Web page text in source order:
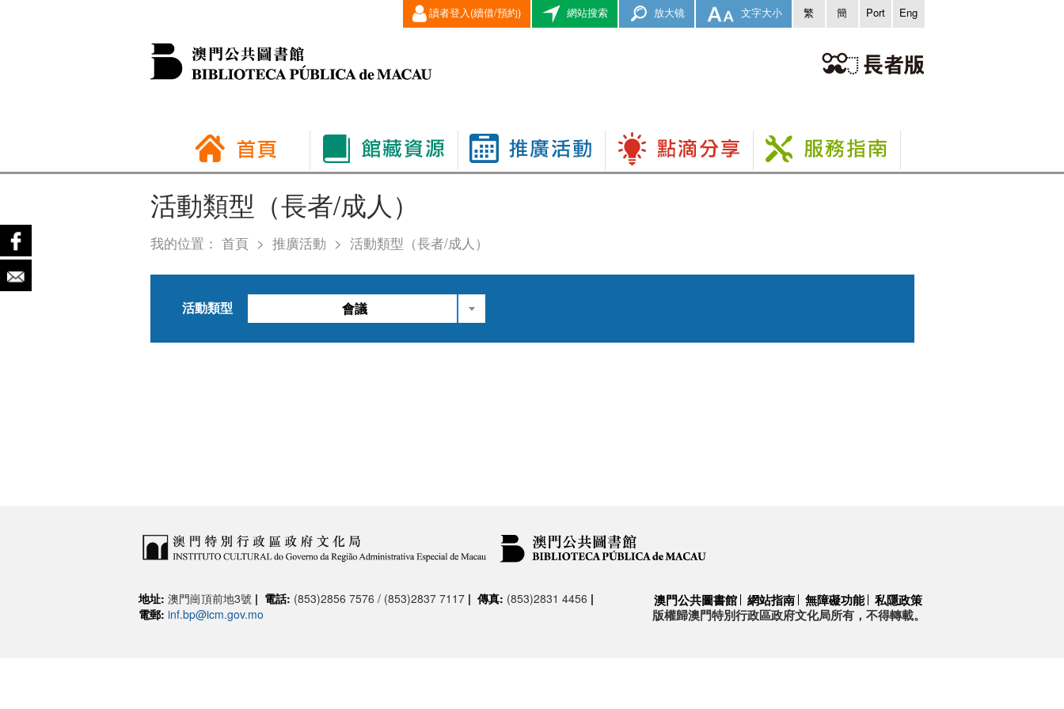
讀者登入(續借/預約) 網站搜索 放大镜 文字大小 繁 簡 Port Eng
活動類型（長者/成人）
我的位置： 首頁> 推廣活動 > 活動類型（長者/成人）
活動類型 會議
地址: 澳門崗頂前地3號 | 電話: (853)2856 7576 / (853)2837 7117 | 傳真: (853)2831 4456 |
電郵: inf.bp@icm.gov.mo
澳門公共圖書館 網站指南 無障礙功能 私隱政策
版權歸澳門特別行政區政府文化局所有，不得轉載。